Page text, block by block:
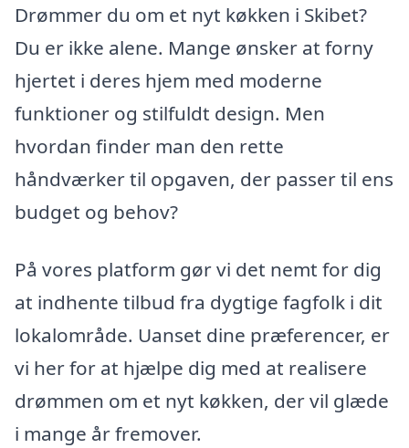
Drømmer du om et nyt køkken i Skibet?
Du er ikke alene. Mange ønsker at forny
hjertet i deres hjem med moderne
funktioner og stilfuldt design. Men
hvordan finder man den rette
håndværker til opgaven, der passer til ens
budget og behov?
På vores platform gør vi det nemt for dig
at indhente tilbud fra dygtige fagfolk i dit
lokalområde. Uanset dine præferencer, er
vi her for at hjælpe dig med at realisere
drømmen om et nyt køkken, der vil glæde
i mange år fremover.